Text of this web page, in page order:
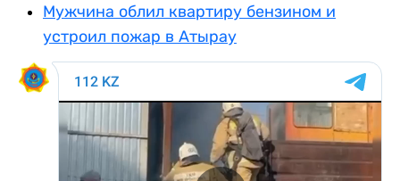
Мужчина облил квартиру бензином и
устроил пожар в Атырау